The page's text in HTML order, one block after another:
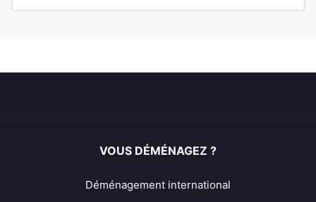
VOUS DÉMÉNAGEZ ?
Déménagement international